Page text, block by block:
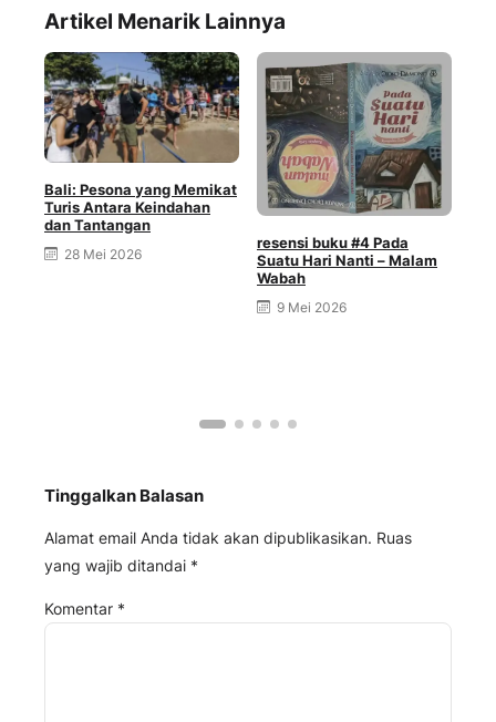
Artikel Menarik Lainnya
Bali: Pesona yang Memikat
Turis Antara Keindahan
dan Tantangan
28 Mei 2026
resensi buku #4 Pada
Suatu Hari Nanti – Malam
Wabah
9 Mei 2026
Tinggalkan Balasan
Alamat email Anda tidak akan dipublikasikan. Ruas
yang wajib ditandai *
Komentar *